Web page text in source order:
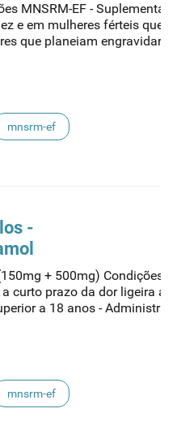
MNSRM-EF -
e em mulheres férteis que
que planeiam engravidar e
mnsrm-ef
-
+ 500mg) Condições
curto prazo da dor ligeira a
a 18 anos -
mnsrm-ef